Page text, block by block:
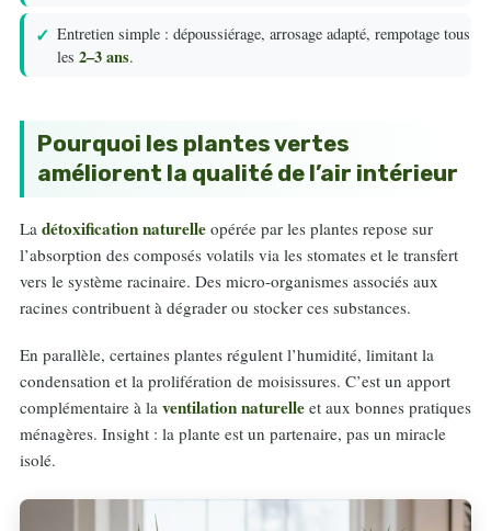
Entretien simple : dépoussiérage, arrosage adapté, rempotage tous
les 2–3 ans.
Pourquoi les plantes vertes
améliorent la qualité de l’air intérieur
La détoxification naturelle opérée par les plantes repose sur
l’absorption des composés volatils via les stomates et le transfert
vers le système racinaire. Des micro-organismes associés aux
racines contribuent à dégrader ou stocker ces substances.
En parallèle, certaines plantes régulent l’humidité, limitant la
condensation et la prolifération de moisissures. C’est un apport
complémentaire à la ventilation naturelle et aux bonnes pratiques
ménagères. Insight : la plante est un partenaire, pas un miracle
isolé.